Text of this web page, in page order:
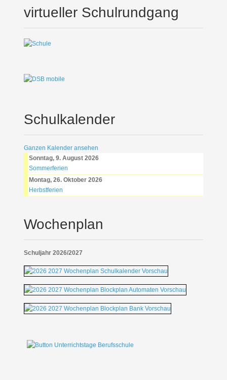
virtueller Schulrundgang
Schulkalender
Ganzen Kalender ansehen
Sonntag, 9. August 2026
Sommerferien
Montag, 26. Oktober 2026
Herbstferien
Wochenplan
Schuljahr 2026/2027